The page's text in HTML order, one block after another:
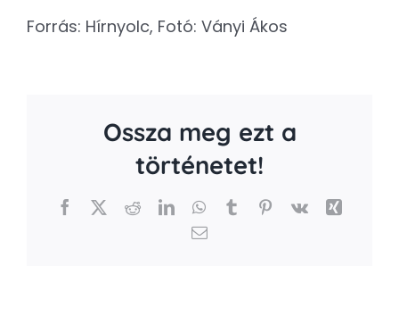
Forrás: Hírnyolc, Fotó: Ványi Ákos
Ossza meg ezt a
történetet!
Facebook RedditLinkedInWhatsApp
TumblrPinterest
Vk
Xing
Email